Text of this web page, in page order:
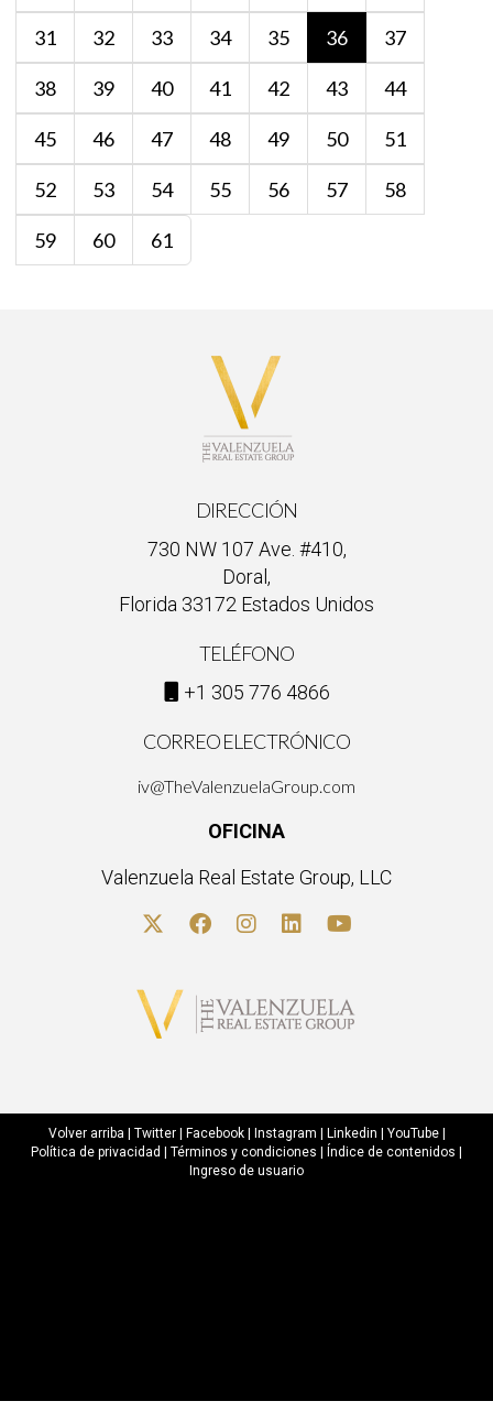
31 32 33 34 35 36 37
38 39 40 41 42 43 44
45 46 47 48 49 50 51
52 53 54 55 56 57 58
59 60 61
DIRECCIÓN
730 NW 107 Ave. #410,
Doral,
Florida 33172 Estados Unidos
TELÉFONO
+1 305 776 4866
CORREO ELECTRÓNICO
iv@TheValenzuelaGroup.com
OFICINA
Valenzuela Real Estate Group, LLC
Volver arriba Twitter| Facebook| Instagram Linkedin YouTube|
Política de privacidad
Términos y condiciones Índice de contenidos
Ingreso de usuario